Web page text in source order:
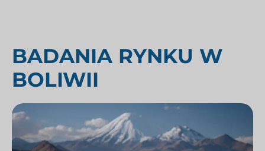
BADANIA RYNKU W
BOLIWII